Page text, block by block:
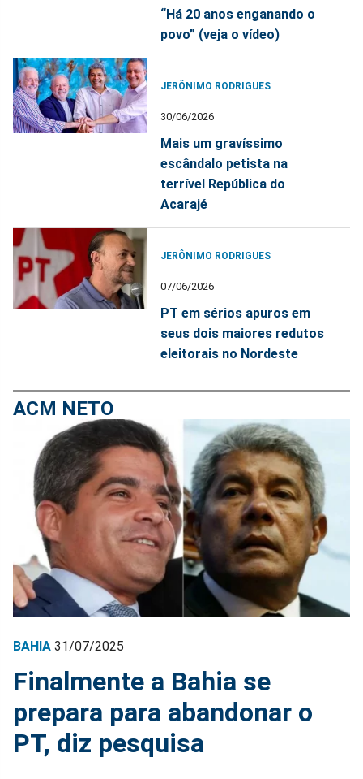
“Há 20 anos enganando o
povo” (veja o vídeo)
JERÔNIMO RODRIGUES
30/06/2026
Mais um gravíssimo
escândalo petista na
terrível República do
Acarajé
JERÔNIMO RODRIGUES
07/06/2026
PT em sérios apuros em
seus dois maiores redutos
eleitorais no Nordeste
ACM NETO
BAHIA 31/07/2025
Finalmente a Bahia se
prepara para abandonar o
PT, diz pesquisa